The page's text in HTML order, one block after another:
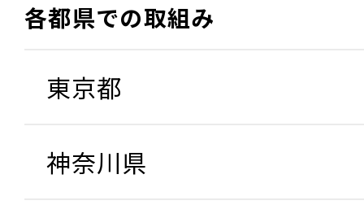
各都県での取組み
東京都
神奈川県